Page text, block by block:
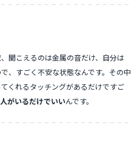
聞こえるのは金属の音だけ、自分は
、すごく不安な状態なんです。その中
くれるタッチングがあるだけですご
がいるだけでいいんです。